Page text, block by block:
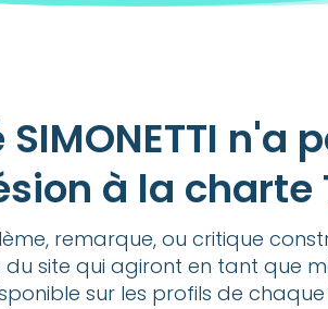
n'a
à la
remarque, ou critique
site qui agiront en tant que
sur les profils de